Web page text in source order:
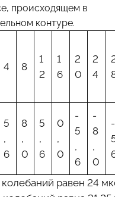
происходящем в
контуре.
4 8
1
2
1
6
2
0
2
4
5
,
6
8
,
0
5
,
6
0
,
0
-
5
,
6
-
8
,
0
-
равен 24